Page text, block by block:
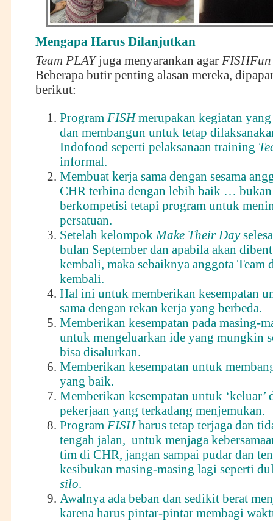
Mengapa Harus Dilanjutkan
Team PLAYjuga menyarankan agar FISHFun
Beberapa butir penting alasan mereka,
berikut:
Program FISHmerupakan kegiatan
dan membangun untuk tetap
Indofood seperti pelaksanaan training
informal.
Membuat kerja sama dengan sesama
CHR terbina dengan lebih baik …
berkompetisi tetapi program untuk
persatuan.
Setelah kelompokMake Their Day
bulan September dan apabila akan
kembali, maka sebaiknya anggota Team
kembali.
Hal ini untuk memberikan kesempatan
sama dengan rekan kerja yang berbeda.
Memberikan kesempatan pada masing-
untuk mengeluarkan ide yang mungkin
bisa disalurkan.
Memberikan kesempatan untuk
yang baik.
Memberikan kesempatan untuk ‘keluar’
pekerjaan yang terkadang menjemukan.
Program FISHharus tetap terjaga dan
tengah jalan, untuk menjaga
tim di CHR, jangan sampai pudar dan
kesibukan masing-masing lagi seperti
silo.
Awalnya ada beban dan sedikit berat
karena harus pintar-pintar membagi